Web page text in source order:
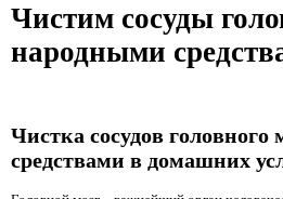
Чистим сосуды
народными
Чистка сосудов
средствами в домашних